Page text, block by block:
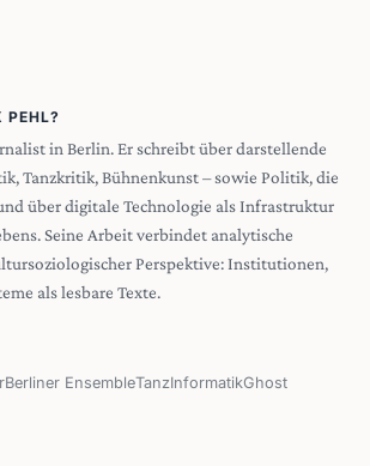
PEHL?
in Berlin. Er schreibt über darstellende
Tanzkritik, Bühnenkunst – sowie Politik, die
über digitale Technologie als Infrastruktur
Seine Arbeit verbindet analytische
Perspektive: Institutionen,
als lesbare Texte.
Berliner EnsembleTanzInformatikGhost